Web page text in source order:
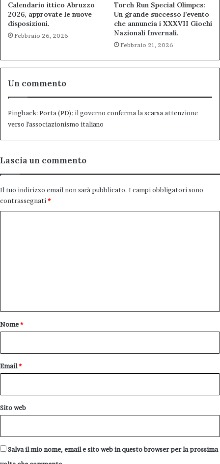
Calendario ittico Abruzzo
2026, approvate le nuove
disposizioni.
Febbraio 26, 2026
Torch Run Special Olimpcs:
Un grande successo l’evento
che annuncia i XXXVII Giochi
Nazionali Invernali.
Febbraio 21, 2026
Un commento
Pingback:Porta (PD): il governo conferma la scarsa attenzione
verso l'associazionismo italiano
Lascia un commento
Il tuo indirizzo email non sarà pubblicato. I campi obbligatori sono
contrassegnati*
o
Nome*
Email*
Sito web
Salva il mio nome, email e sito web in questo browser per la prossima